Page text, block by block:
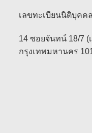
เลขทะเบียนนิติบุคค
14 ซอยจันทน์ 18/7
กรุงเทพมหานคร